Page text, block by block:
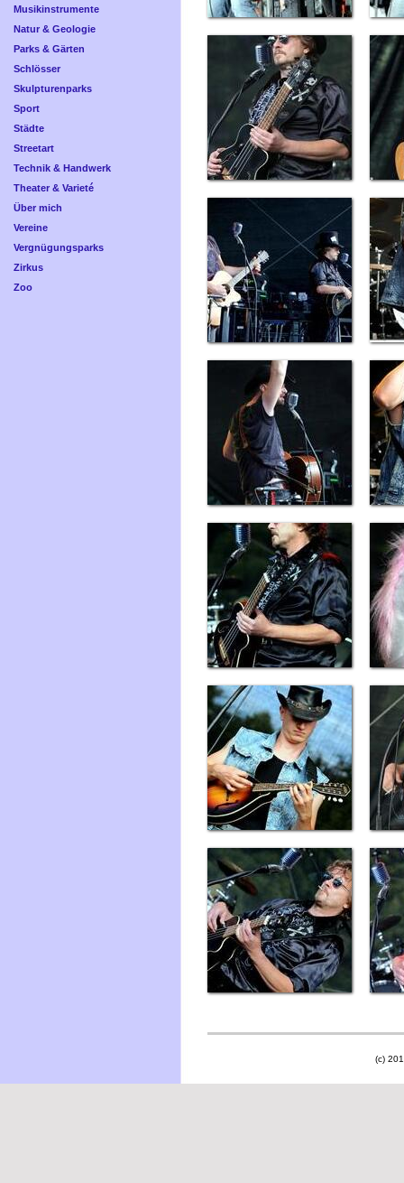
Musikinstrumente
Natur & Geologie
Parks & Gärten
Schlösser
Skulpturenparks
Sport
Städte
Streetart
Technik & Handwerk
Theater & Varieté
Über mich
Vereine
Vergnügungsparks
Zirkus
Zoo
(c)